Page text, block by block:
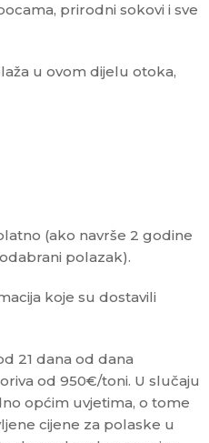
prirodni sokovi i sve
u ovom dijelu otoka,
(ako navrše 2 godine
polazak).
koje su dostavili
21 dana od dana
od 950€/toni. U slučaju
općim uvjetima, o tome
cijene za polaske u